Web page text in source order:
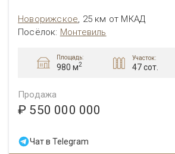
Новорижское, 25 км от МКАД
Посёлок: Монтевиль
Площадь:
980 м2
Участок:
47 сот.
Продажа
₽ 550 000 000
Чат в Telegram